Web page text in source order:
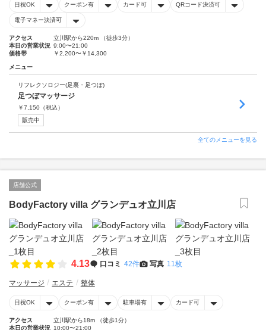
日祝OK クーポン有 カード可 QRコード決済可
電子マネー決済可
アクセス
立川駅から220m （徒歩3分）
本日の営業状況 9:00〜21:00
価格帯
￥2,200〜￥14,300
メニュー
リフレクソロジー(足裏・足つぼ)
足つぼマッサージ
￥7,150 （税込）
販売中
全てのメニューを見る
店舗公式
BodyFactory villa グランデュオ立川店
4.13 口コミ 42件 写真 11枚
マッサージ エステ 整体
日祝OK クーポン有 駐車場有 カード可
アクセス
立川駅から18m （徒歩1分）
本日の営業状況 10:00〜21:00